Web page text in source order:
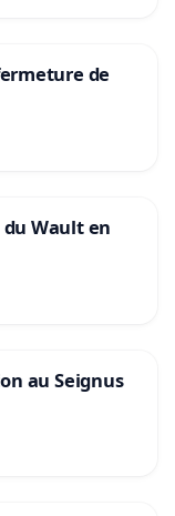
de
Wault en
au Seignus